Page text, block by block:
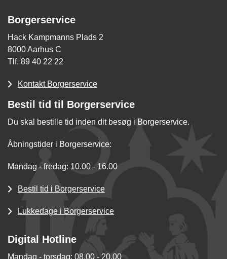
Borgerservice
Hack Kampmanns Plads 2
8000 Aarhus C
Tlf. 89 40 22 22
Kontakt Borgerservice
Bestil tid til Borgerservice
Du skal bestille tid inden dit besøg i Borgerservice.
Åbningstider i Borgerservice:
Mandag - fredag: 10.00 - 16.00
Bestil tid i Borgerservice
Lukkedage i Borgerservice
Digital Hotline
Mandag - torsdag: 08.00 - 20.00